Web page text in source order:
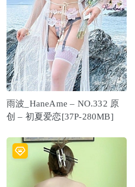
雨波_HaneAme – NO.332 原
创 – 初夏爱恋[37P-280MB]